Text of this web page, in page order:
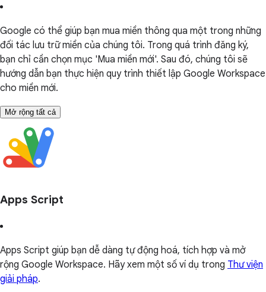
Google có thể giúp bạn mua miền thông qua một trong những
đối tác lưu trữ miền của chúng tôi. Trong quá trình đăng ký,
bạn chỉ cần chọn mục 'Mua miền mới'. Sau đó, chúng tôi sẽ
hướng dẫn bạn thực hiện quy trình thiết lập Google Workspace
cho miền mới.
Mở rộng tất cả
Apps Script
Apps Script giúp bạn dễ dàng tự động hoá, tích hợp và mở
rộng Google Workspace. Hãy xem một số ví dụ trong Thư viện
giải pháp.